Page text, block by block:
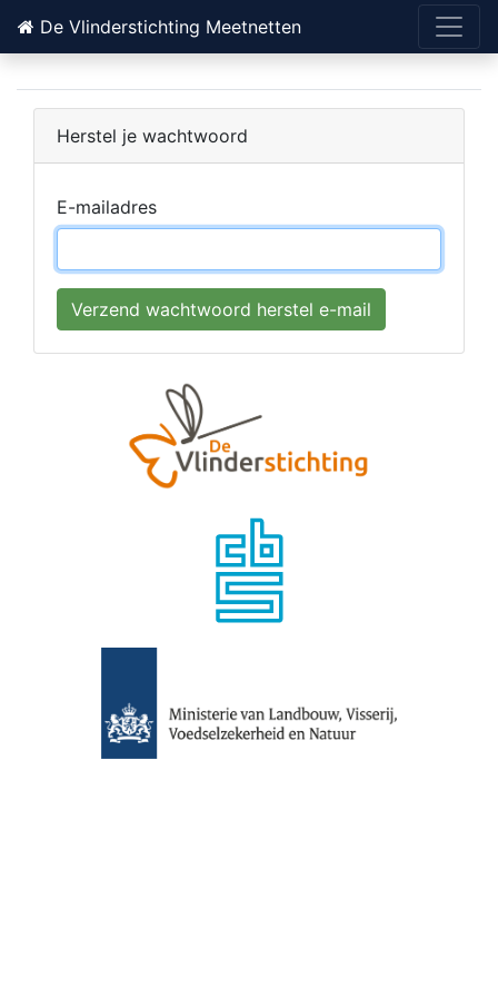
De Vlinderstichting Meetnetten
Herstel je wachtwoord
E-mailadres
Verzend wachtwoord herstel e-mail